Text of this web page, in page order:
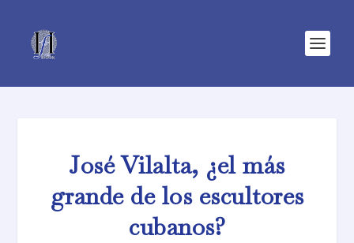
José Vilalta, ¿el más
grande de los escultores
cubanos?